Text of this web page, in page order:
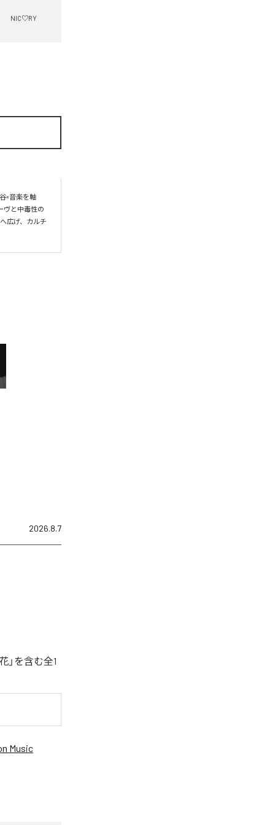
NIC♡RY
×音楽を軸
ヴと中毒性の
広げ、カルチ
2026.8.7
」を含む全1
Music